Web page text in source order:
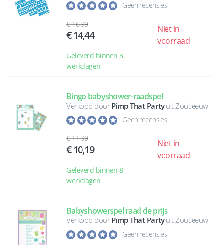
Geen recensies
16,99
14,44
Geleverd binnen 8
werkdagen
Niet in
voorraad
Bingo babyshower-raadspel
Verkoop door Pimp That Partyuit Zoutleeuw
Geen recensies
11,99
10,19
Geleverd binnen 8
werkdagen
Niet in
voorraad
Babyshowerspel raad de prijs
Verkoop door Pimp That Partyuit Zoutleeuw
Geen recensies